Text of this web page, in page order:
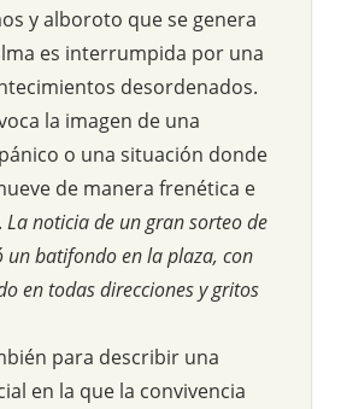
y alboroto que se genera
es interrumpida por una
desordenados.
la imagen de una
o una situación donde
de manera frenética e
La noticia de un gran sorteo de
un batifondo en la plaza, con
en todas direcciones y gritos
para describir una
en la que la convivencia